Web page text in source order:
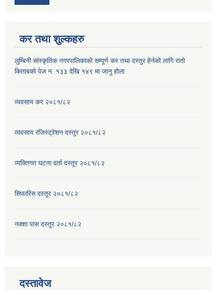
कर तथा शुल्कहरु
लुम्बिनी सांस्कृतिक नगरपालिकाको सम्पूर्ण कर तथा दस्तुर हेर्नको लागि रातो
किताबको पेज न. १३३ देखि १४९ मा जानु होला
व्यवसाय कर २०८१/८२
व्यवसाय रजिस्ट्रेशन दस्तूर २०८१/८२
व्यक्तिगत घटना दर्ता दस्तूर २०८१/८२
सिफारिस दस्तूर २०८१/८२
नक्शा पास दस्तूर २०८१/८२
दस्तावेज